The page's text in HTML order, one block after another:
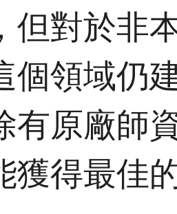
但對於非
個領域仍
有原廠師
獲得最佳